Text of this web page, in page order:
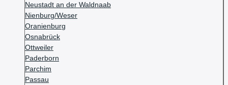
Neustadt an der Waldnaab
Nienburg/Weser
Oranienburg
Osnabrück
Ottweiler
Paderborn
Parchim
Passau